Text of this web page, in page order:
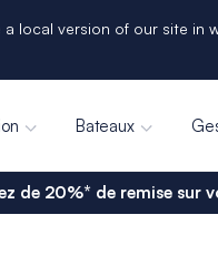
local version of our site in
Bateaux
de 20%* de remise sur